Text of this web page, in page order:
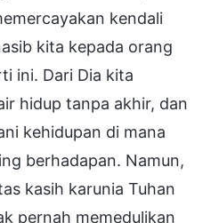
kendali
kita kepada orang
ini. Dari Dia kita
hidup tanpa akhir, dan
kehidupan di mana
berhadapan. Namun,
kasih karunia Tuhan
pernah memedulikan